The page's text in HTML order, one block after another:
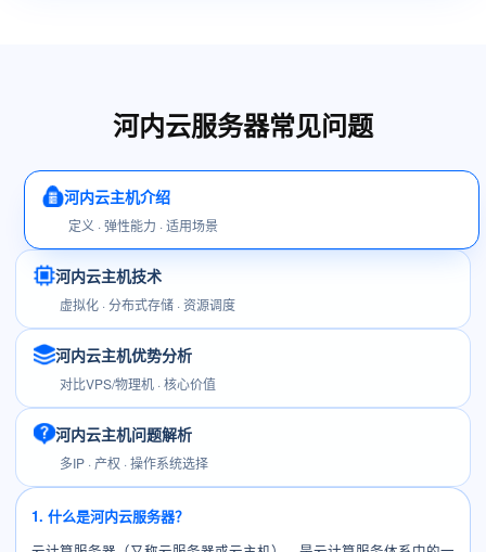
河内云服务器常见问题
河内云主机介绍
定义 · 弹性能力 · 适用场景
河内云主机技术
虚拟化 · 分布式存储 · 资源调度
河内云主机优势分析
对比VPS/物理机 · 核心价值
河内云主机问题解析
多IP · 产权 · 操作系统选择
1. 什么是河内云服务器？